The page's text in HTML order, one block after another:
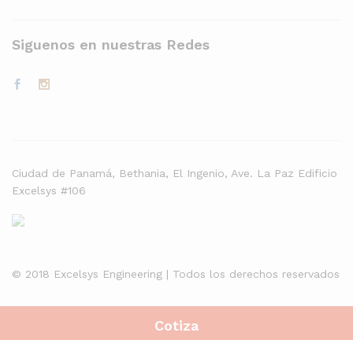
Cotiza
Siguenos en nuestras Redes
© 2018 Excelsys Engineering | Todos los derechos reservados
Ciudad de Panamá, Bethania, El Ingenio, Ave. La Paz Edificio
Excelsys #106